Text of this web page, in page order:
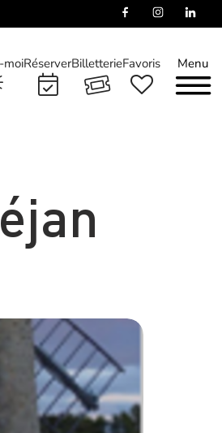
Menu
moiRéserverBilletterieFavoris